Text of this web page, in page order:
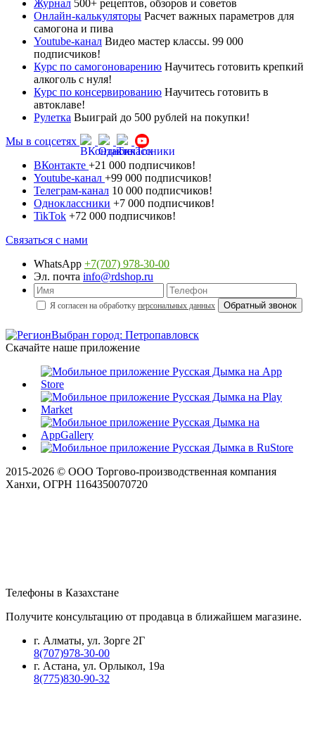
Журнал 500+ рецептов, обзоров и советов
Онлайн-калькуляторы Расчет важных параметров для
самогона и пива
Youtube-канал Видео мастер классы. 99 000
подписчиков!
Курс по самогоноварению Научитесь готовить крепкий
алкоголь с нуля!
Курс по консервированию Научитесь готовить в
автоклаве!
Рулетка Выиграй до 500 рублей на покупки!
Мы в соцсетях
ВКонтакте +21 000 подписчиков!
Youtube-канал +99 000 подписчиков!
Телеграм-канал 10 000 подписчиков!
Одноклассники +7 000 подписчиков!
TikTok +72 000 подписчиков!
Связаться с нами
WhatsApp +7(707) 978-30-00
Эл. почта info@rdshop.ru
Я согласен на обработку персональных данных
Выбран город: Петропавловск
Скачайте наше приложение
2015-2026 © ООО Торгово-производственная компания
Ханхи, ОГРН 1164350070720
Телефоны в Казахстане
Получите консультацию от продавца в ближайшем магазине.
г. Алматы, ул. Зорге 2Г
8(707)978-30-00
г. Астана, ул. Орлыкол, 19а
8(775)830-90-32